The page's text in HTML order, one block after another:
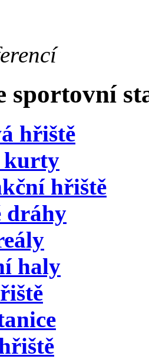
sportovní
hřiště
kurty
hřiště
dráhy
haly